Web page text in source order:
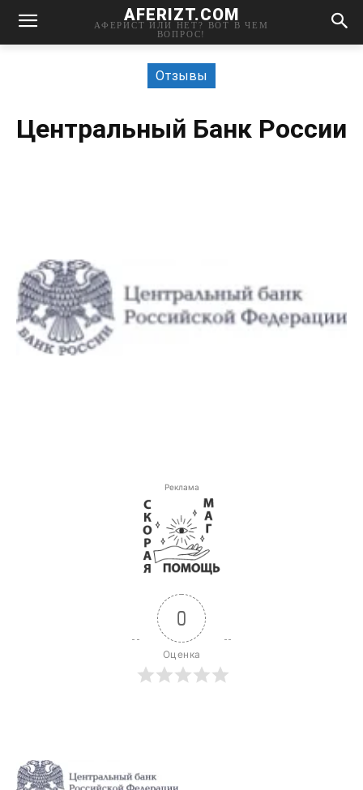
AFERIZT.COM
АФЕРИСТ ИЛИ НЕТ? ВОТ В ЧЕМ
ВОПРОС!
Отзывы
Центральный Банк России
Реклама
0
Оценка